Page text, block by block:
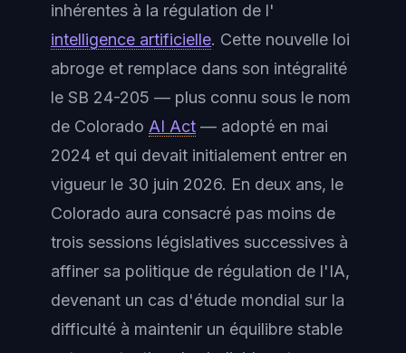
inhérentes à la régulation de l'
intelligence artificielle. Cette nouvelle loi
abroge et remplace dans son intégralité
le SB 24-205 — plus connu sous le nom
de Colorado AI Act — adopté en mai
2024 et qui devait initialement entrer en
vigueur le 30 juin 2026. En deux ans, le
Colorado aura consacré pas moins de
trois sessions législatives successives à
affiner sa politique de régulation de l'IA,
devenant un cas d'étude mondial sur la
difficulté à maintenir un équilibre stable